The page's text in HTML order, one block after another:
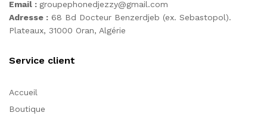
Email : groupephonedjezzy@gmail.com
Adresse : 68 Bd Docteur Benzerdjeb (ex. Sebastopol).
Plateaux, 31000 Oran, Algérie
Service client
Accueil
Boutique